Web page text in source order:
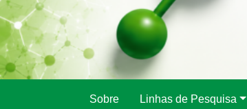
Sobre Linhas de Pesquisa